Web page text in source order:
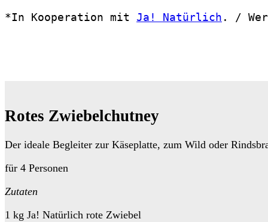
*In Kooperation mit Ja! Natürlich . /
Rotes Zwiebelchutney
Der ideale Begleiter zur Käseplatte, zum Wild oder
für 4 Personen
Zutaten
1 kg Ja! Natürlich rote Zwiebel